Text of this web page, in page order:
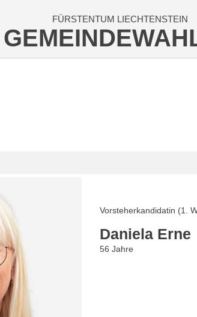
FÜRSTENTUM LIECHTENSTEIN
Vorsteherkandidatin (1.
Daniela Erne
56 Jahre